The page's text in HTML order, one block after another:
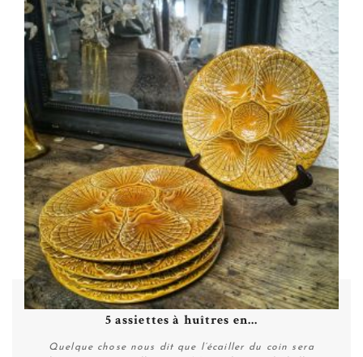
Plus de détails
5 assiettes à huîtres en...
Quelque chose nous dit que l’écailler du coin sera